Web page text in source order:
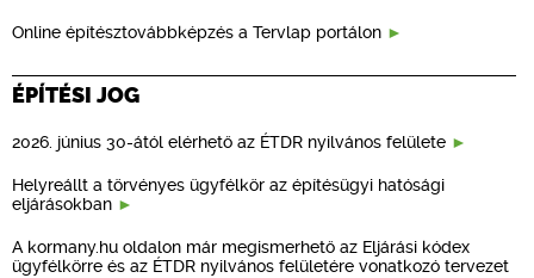
Online építésztovábbképzés a Tervlap portálon
ÉPÍTÉSI JOG
2026. június 30-ától elérhető az ÉTDR nyilvános felülete
Helyreállt a törvényes ügyfélkör az építésügyi hatósági
eljárásokban
A kormany.hu oldalon már megismerhető az Eljárási kódex
ügyfélkörre és az ÉTDR nyilvános felületére vonatkozó tervezet